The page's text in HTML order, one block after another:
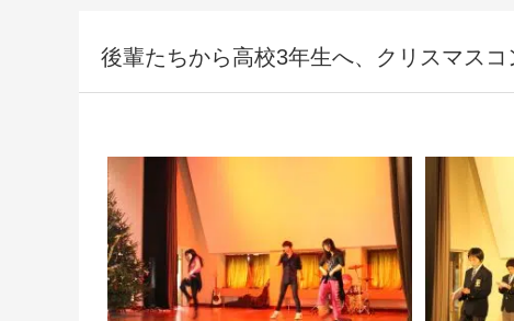
後輩たちから高校3年生へ、クリスマス